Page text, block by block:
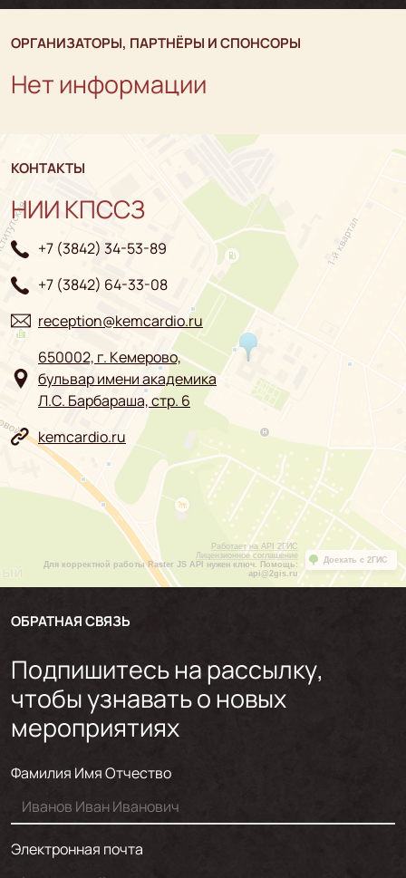
ОРГАНИЗАТОРЫ, ПАРТНЁРЫ И СПОНСОРЫ
Нет информации
КОНТАКТЫ
НИИ КПССЗ
+7 (3842) 34-53-89
+7 (3842) 64-33-08
reception@kemcardio.ru
650002, г. Кемерово,
бульвар имени академика
Л.С. Барбараша, стр. 6
kemcardio.ru
Работает на API 2ГИС
Лицензионное соглашение
Для корректной работы Raster JS API нужен ключ. Помощь:
api@2gis.ru
Доехать с 2ГИС
ОБРАТНАЯ СВЯЗЬ
Подпишитесь на рассылку,
чтобы узнавать о новых
мероприятиях
Фамилия Имя Отчество
Электронная почта